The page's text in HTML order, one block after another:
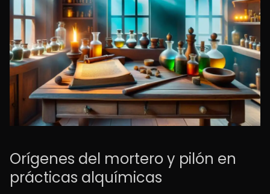
Orígenes del mortero y pilón en
prácticas alquímicas